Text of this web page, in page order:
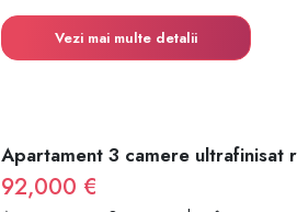
Vezi mai multe detalii
Apartament 3 camere ultrafinisat
92,000 €